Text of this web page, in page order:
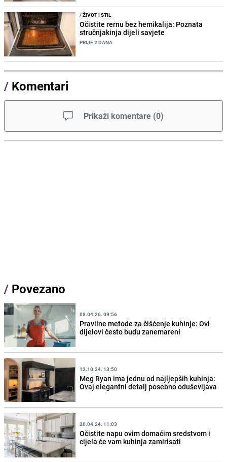
/ŽIVOT I STIL
Očistite rernu bez hemikalija: Poznata
stručnjakinja dijeli savjete
PRIJE 2 DANA
/ Komentari
Prikaži komentare (0)
/ Povezano
08.04.26. 09:56
Pravilne metode za čišćenje kuhinje: Ovi
dijelovi često budu zanemareni
12.10.24. 13:50
Meg Ryan ima jednu od najljepših kuhinja:
Ovaj elegantni detalj posebno oduševljava
20.04.24. 11:03
Očistite napu ovim domaćim sredstvom i
cijela će vam kuhinja zamirisati